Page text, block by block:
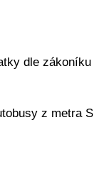
dle
z metra